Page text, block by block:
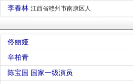
李春林 江西省赣州市南康区人
佟丽娅
辛柏青
陈宝国 国家一级演员